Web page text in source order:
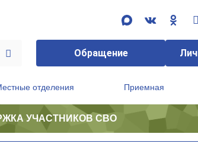
Обращение
отделения Приемная
УЧАСТНИКОВ СВО